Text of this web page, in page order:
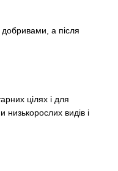
а після
цілях і для
видів і